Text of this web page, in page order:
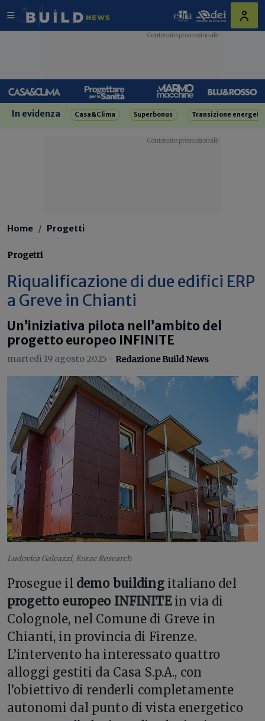
In evidenza Casa&Clima Superbonus Transizione
Home Progetti
Progetti
Riqualificazione di due edifici ERP
a Greve in Chianti
Un’iniziativa pilota nell’ambito del
progetto europeo INFINITE
martedì 19 agosto 2025 - Redazione Build News
Ludovica Galeazzi, Eurac Research
Prosegue il demo buildingitaliano del
progetto europeo INFINITE in via di
Colognole, nel Comune di Greve in
Chianti, in provincia di Firenze.
L’intervento ha interessato quattro
alloggi gestiti da Casa S.p.A., con
l’obiettivo di renderli completamente
autonomi dal punto di vista energetico